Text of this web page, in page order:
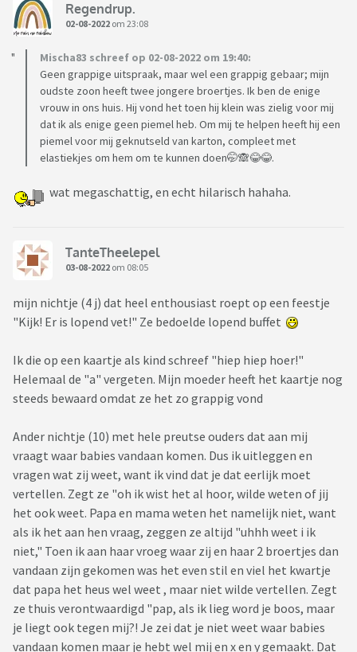
Regendrup.
02-08-2022 om 23:08
Mischa83 schreef op 02-08-2022 om 19:40:
Geen grappige uitspraak, maar wel een grappig gebaar; mijn
oudste zoon heeft twee jongere broertjes. Ik ben de enige
vrouw in ons huis. Hij vond het toen hij klein was zielig voor mij
dat ik als enige geen piemel heb. Om mij te helpen heeft hij een
piemel voor mij geknutseld van karton, compleet met
elastiekjes om hem om te kunnen doen🤭🙈😂😂.
wat megaschattig, en echt hilarisch hahaha.
TanteTheelepel
03-08-2022 om 08:05
mijn nichtje (4 j) dat heel enthousiast roept op een feestje
"Kijk! Er is lopend vet!" Ze bedoelde lopend buffet
Ik die op een kaartje als kind schreef "hiep hiep hoer!"
Helemaal de "a" vergeten. Mijn moeder heeft het kaartje nog
steeds bewaard omdat ze het zo grappig vond
Ander nichtje (10) met hele preutse ouders dat aan mij
vraagt waar babies vandaan komen. Dus ik uitleggen en
vragen wat zij weet, want ik vind dat je dat eerlijk moet
vertellen. Zegt ze "oh ik wist het al hoor, wilde weten of jij
het ook weet. Papa en mama weten het namelijk niet, want
als ik het aan hen vraag, zeggen ze altijd "uhhh weet i ik
niet," Toen ik aan haar vroeg waar zij en haar 2 broertjes dan
vandaan zijn gekomen was het even stil en viel het kwartje
dat papa het heus wel weet , maar niet wilde vertellen. Zegt
ze thuis verontwaardigd "pap, als ik lieg word je boos, maar
je liegt ook tegen mij?! Je zei dat je niet weet waar babies
vandaan komen maar je hebt wel mij en x en y gemaakt. Dat